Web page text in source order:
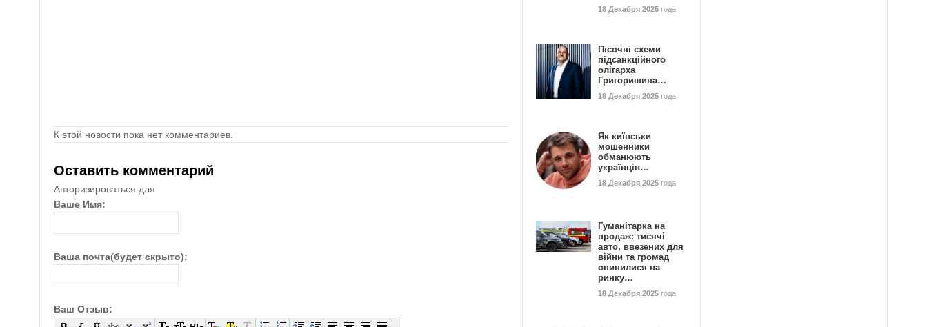
К этой новости пока нет комментариев.
Оставить комментарий
Авторизироваться для
Ваше Имя:
Ваша почта(будет скрыто):
Ваш Отзыв:
18 Декабря 2025 года
Пісочні схеми
підсанкційного
олігарха
Григоришина…
18 Декабря 2025 года
Як київськи
мошенники
обманюють
українців…
18 Декабря 2025 года
Гуманітарка на
продаж: тисячі
авто, ввезених для
війни та громад
опинилися на
ринку…
18 Декабря 2025 года